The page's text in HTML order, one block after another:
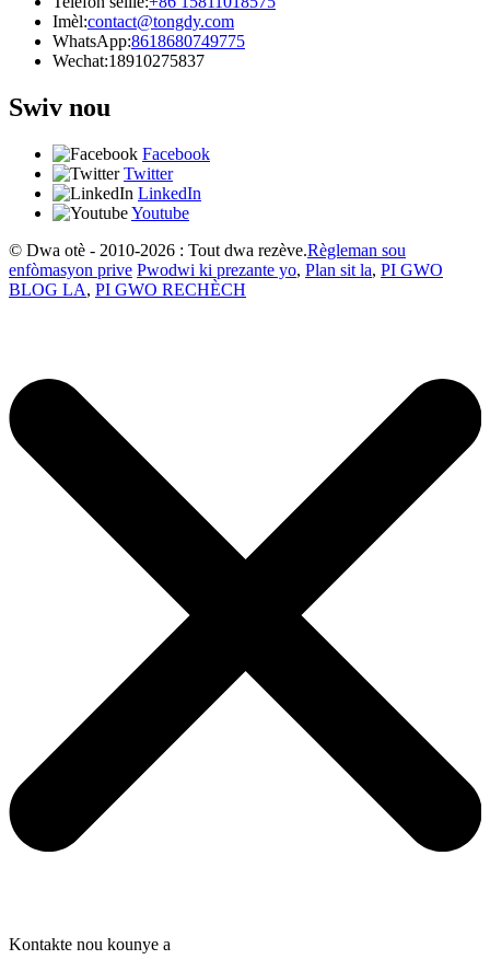
Imèl:contact@tongdy.com
WhatsApp:8618680749775
Wechat:18910275837
Swiv nou
Facebook
Twitter
LinkedIn
Youtube
© Dwa otè - 2010-2026 : Tout dwa rezève.Règleman sou
enfòmasyon prive Pwodwi ki prezante yo, Plan sit la, PI GWO
BLOG LA, PI GWO RECHÈCH
Kontakte nou kounye a